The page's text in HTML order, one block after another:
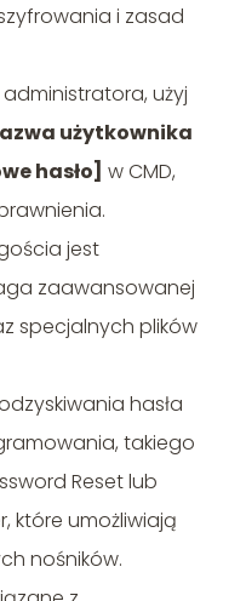
i zasad
użyj
użytkownika
hasło] w CMD,
jest
zaawansowanej
specjalnych plików
hasła
takiego
Reset lub
które umożliwiają
nośników.